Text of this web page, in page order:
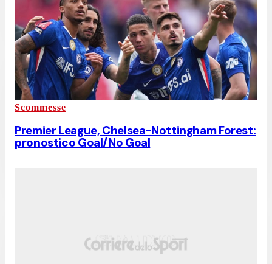
Scommesse
Premier League, Chelsea-Nottingham Forest:
pronostico Goal/No Goal